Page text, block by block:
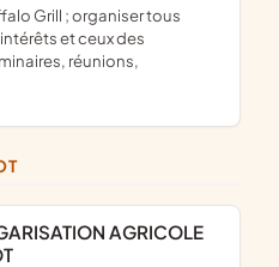
et ceux des
réunions,